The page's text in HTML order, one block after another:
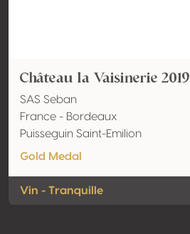
Château la Vaisinerie 2019
SAS Seban
France - Bordeaux
Puisseguin Saint-Emilion
Gold Medal
Vin - Tranquille